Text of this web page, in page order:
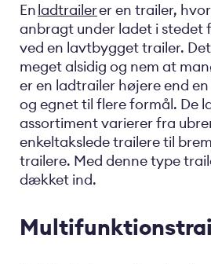
Enladtrailerer en trailer,
anbragt under ladet i stedet
ved en lavtbygget trailer.
meget alsidig og nem at
er en ladtrailer højere end
og egnet til flere formål. De
assortiment varierer fra
enkeltakslede trailere til
trailere. Med denne type
dækket ind.